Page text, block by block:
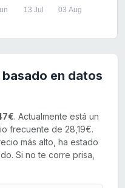
13 Jul 03 Aug
en datos
. Actualmente está un
frecuente de 28,19€.
más alto, ha estado
Si no te corre prisa,